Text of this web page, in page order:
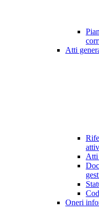
Atti
Atti
Oneri